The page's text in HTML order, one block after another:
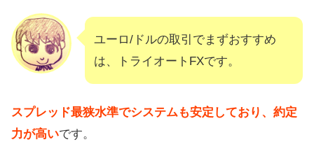
ユーロ/ドルの取引でまずおすすめ
は、トライオートFXです。
スプレッド最狭水準でシステムも安定しており、約定
力が高いです。